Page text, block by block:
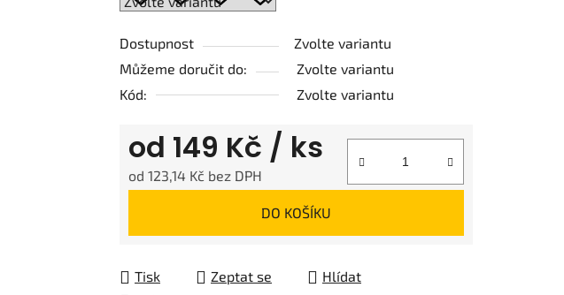
Dostupnost
Zvolte variantu
Můžeme doručit do:
Zvolte variantu
Kód:
Zvolte variantu
od 149 Kč / ks
od 123,14 Kč bez DPH
DO KOŠÍKU
Tisk Zeptat se
Hlídat